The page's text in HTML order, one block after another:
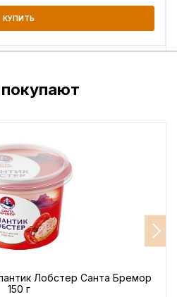
КУПИТЬ
Лобстер Санта Бремор
150 г